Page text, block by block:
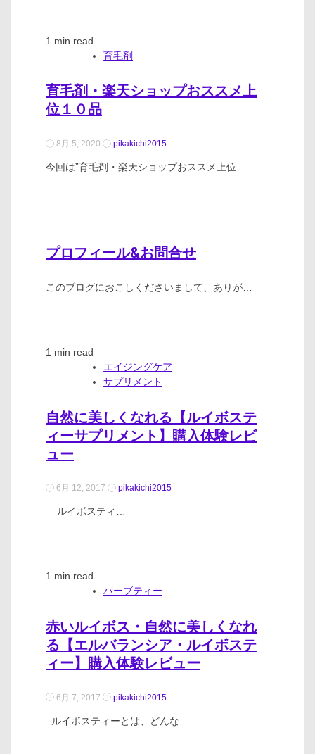
1 min read
育毛剤
育毛剤・楽天ショップおススメ上
位１０品
8月 5, 2020 pikakichi2015
今回は”育毛剤・楽天ショップおススメ上位…
プロフィール&お問合せ
このブログにおこしくださいまして、ありが…
1 min read
エイジングケア
サプリメント
自然に美しくなれる【ルイボステ
ィーサプリメント】購入体験レビ
ュー
6月 12, 2017 pikakichi2015
ルイボスティ…
1 min read
ハーブティー
赤いルイボス・自然に美しくなれ
る【エルバランシア・ルイボステ
ィー】購入体験レビュー
6月 7, 2017 pikakichi2015
ルイボスティーとは、どんな…